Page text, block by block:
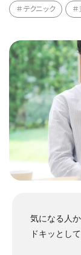
テクニック
気になる人
ドキッとし